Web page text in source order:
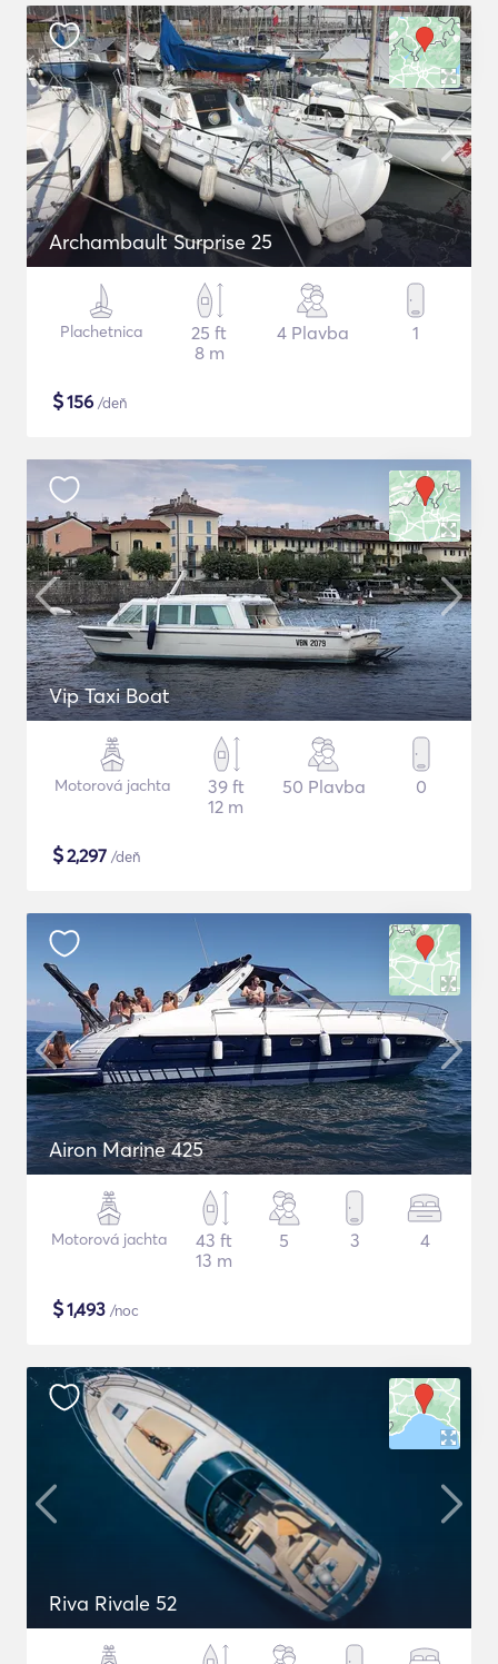
Archambault Surprise 25
Plachetnica
25 ft
8 m
4 Plavba 1
$156 /deň
Vip Taxi Boat
Motorová jachta
39 ft
12 m
50 Plavba 0
$2,297 /deň
Airon Marine 425
Motorová jachta
43 ft
13 m
5 3 4
$1,493 /noc
Riva Rivale 52